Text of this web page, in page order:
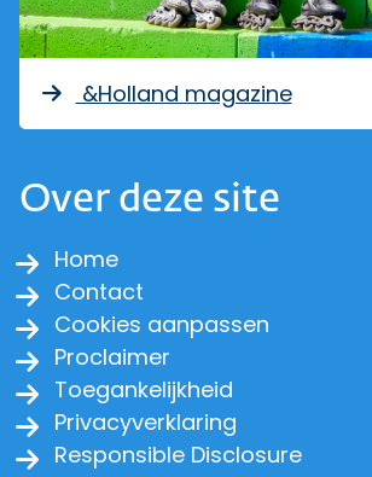
&Holland magazine
Over deze site
Home
Contact
Cookies aanpassen
Proclaimer
Toegankelijkheid
Privacyverklaring
Responsible Disclosure